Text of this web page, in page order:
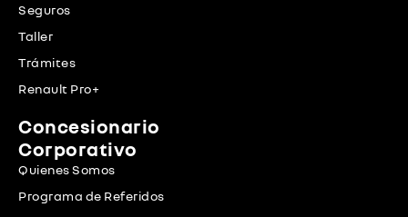
Seguros
Taller
Trámites
Renault Pro+
Concesionario
Corporativo
Quienes Somos
Programa de Referidos